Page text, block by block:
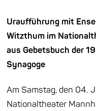
Uraufführung mit
Witzthum im
aus Gebetsbuch der
Synagoge
Am Samstag, den 04.
Nationaltheater